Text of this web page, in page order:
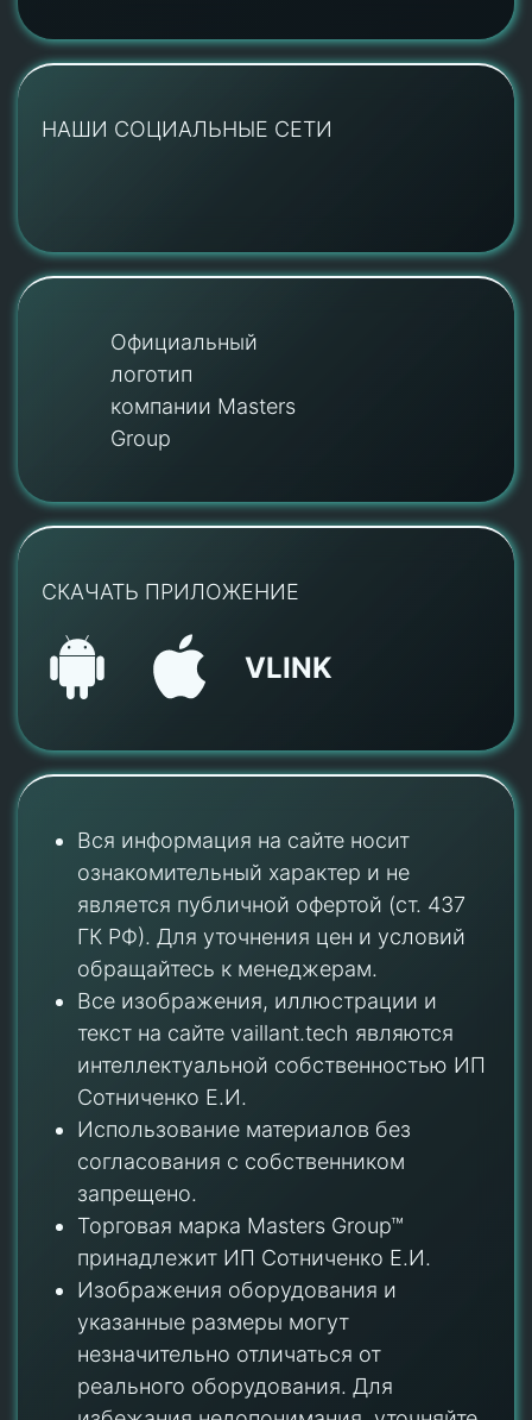
НАШИ СОЦИАЛЬНЫЕ СЕТИ
Официальный
логотип
компании Masters
Group
СКАЧАТЬ ПРИЛОЖЕНИЕ
VLINK
Вся информация на сайте носит
ознакомительный характер и не
является публичной офертой (ст. 437
ГК РФ). Для уточнения цен и условий
обращайтесь к менеджерам.
Все изображения, иллюстрации и
текст на сайте vaillant.tech являются
интеллектуальной собственностью ИП
Сотниченко Е.И.
Использование материалов без
согласования с собственником
запрещено.
Торговая марка Masters Group™
принадлежит ИП Сотниченко Е.И.
Изображения оборудования и
указанные размеры могут
незначительно отличаться от
реального оборудования. Для